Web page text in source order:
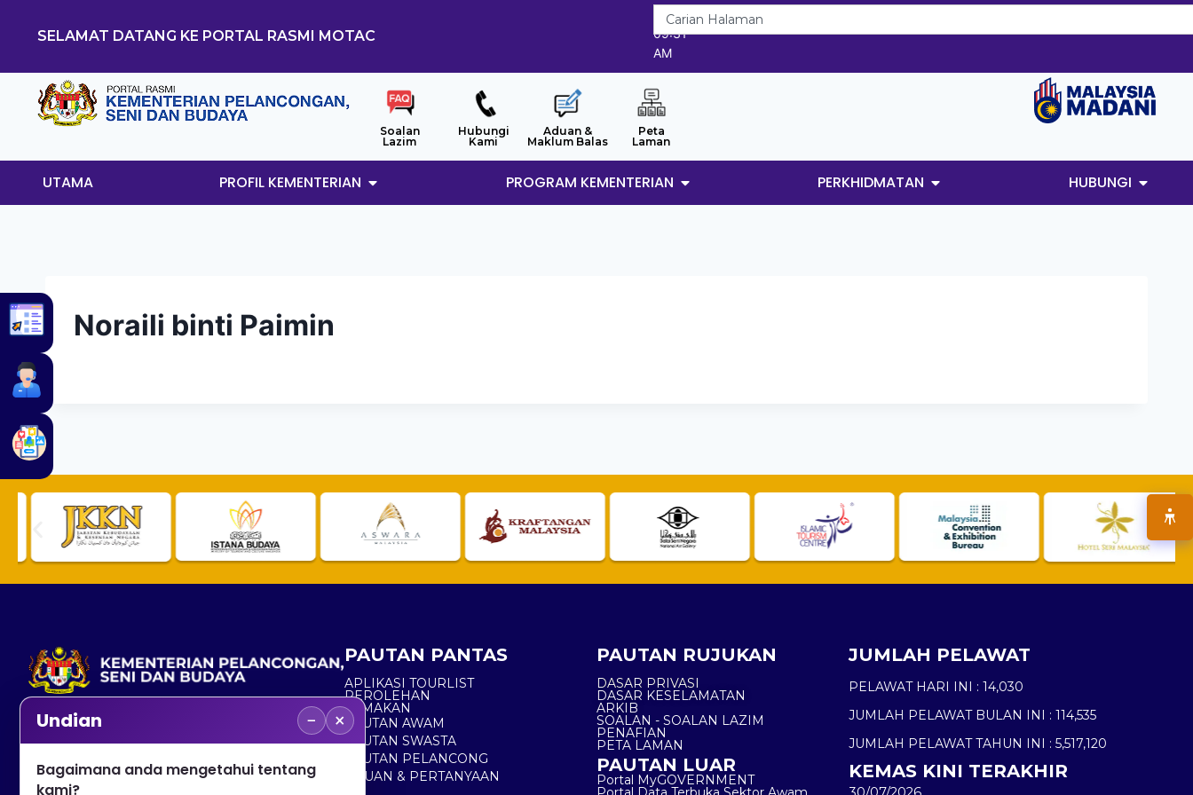
SELAMAT DATANG KE PORTAL RASMI MOTAC
7/8/2026
09:31
AM
Soalan
Lazim
Hubungi
Kami
Aduan &
Maklum Balas
Peta
Laman
UTAMA PROFIL KEMENTERIAN PROGRAM KEMENTERIAN PERKHIDMATAN HUBUNGI
Noraili binti Paimin
No. 2, Menara 1, Jalan P5/6, Presint 5,
+603 8000 8000
PAUTAN PANTAS
APLIKASI TOURLIST
PEROLEHAN
SEMAKAN
PAUTAN AWAM
PAUTAN SWASTA
PAUTAN PELANCONG
ADUAN & PERTANYAAN
PAUTAN RUJUKAN
DASAR PRIVASI
DASAR KESELAMATAN
ARKIB
SOALAN - SOALAN LAZIM
PENAFIAN
PETA LAMAN
PAUTAN LUAR
Portal MyGOVERNMENT
JUMLAH PELAWAT
PELAWAT HARI INI : 14,030
JUMLAH PELAWAT BULAN INI : 114,535
JUMLAH PELAWAT TAHUN INI : 5,517,120
KEMAS KINI TERAKHIR
Undian − ×
Bagaimana anda mengetahui tentang
kami?